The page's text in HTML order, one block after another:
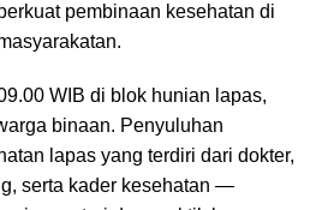
pembinaan kesehatan di
WIB di blok hunian lapas,
binaan. Penyuluhan
lapas yang terdiri dari dokter,
serta kader kesehatan —